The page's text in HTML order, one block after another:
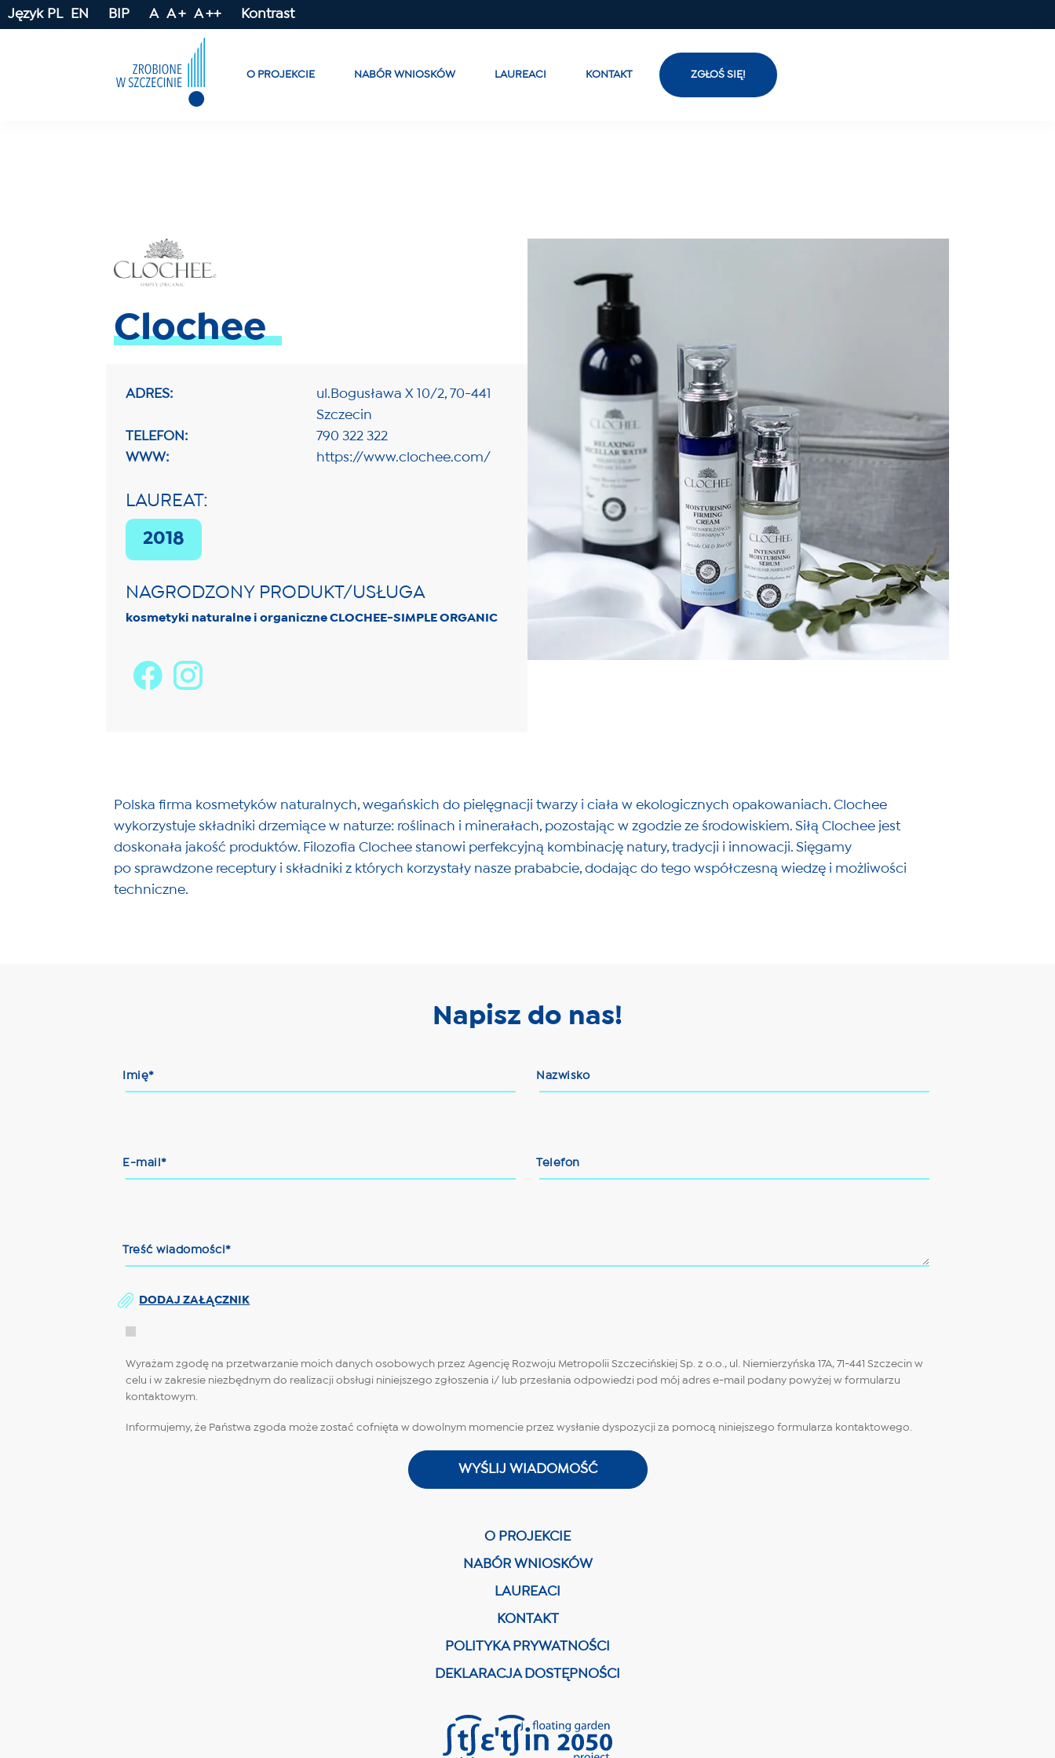
Język PL EN BIP A A + A ++ Kontrast
O PROJEKCIE NABÓR WNIOSKÓW LAUREACI KONTAKT ZGŁOŚ SIĘ!
Clochee
ADRES:
ul.Bogusława X 10/2, 70-441
Szczecin
TELEFON:
790 322 322
WWW:
https://www.clochee.com/
LAUREAT:
2018
NAGRODZONY PRODUKT/USŁUGA
kosmetyki naturalne i organiczne CLOCHEE-SIMPLE ORGANIC
Polska firma kosmetyków naturalnych, wegańskich do pielęgnacji twarzy i ciała w ekologicznych opakowaniach. Clochee
wykorzystuje składniki drzemiące w naturze: roślinach i minerałach, pozostając w zgodzie ze środowiskiem. Siłą Clochee jest
doskonała jakość produktów. Filozofia Clochee stanowi perfekcyjną kombinację natury, tradycji i innowacji. Sięgamy
po sprawdzone receptury i składniki z których korzystały nasze prababcie, dodając do tego współczesną wiedzę i możliwości
techniczne.
O PROJEKCIE
NABÓR WNIOSKÓW
LAUREACI
KONTAKT
POLITYKA PRYWATNOŚCI
DEKLARACJA DOSTĘPNOŚCI
Napisz do nas!
Imię* Nazwisko
E-mail* Telefon
Treść wiadomości*
DODAJ ZAŁĄCZNIK
Wyrażam zgodę na przetwarzanie moich danych osobowych przez Agencję Rozwoju Metropolii Szczecińskiej Sp. z o.o., ul. Niemierzyńska 17A, 71-441 Szczecin w
celu i w zakresie niezbędnym do realizacji obsługi niniejszego zgłoszenia i/ lub przesłania odpowiedzi pod mój adres e-mail podany powyżej w formularzu
kontaktowym.
Informujemy, że Państwa zgoda może zostać cofnięta w dowolnym momencie przez wysłanie dyspozycji za pomocą niniejszego formularza kontaktowego.